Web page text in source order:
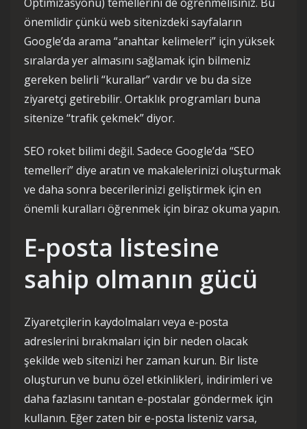
önemlidir çünkü web sitenizdeki sayfaların
Google’da arama “anahtar kelimeleri” için yüksek
sıralarda yer almasını sağlamak için bilmeniz
gereken belirli “kurallar” vardır ve bu da size
ziyaretçi getirebilir. Ortaklık programları buna
sitenize “trafik çekmek” diyor.
SEO roket bilimi değil. Sadece Google’da “SEO
temelleri” diye aratın ve makalelerinizi oluşturmak
ve daha sonra becerilerinizi geliştirmek için en
önemli kuralları öğrenmek için biraz okuma yapın.
E-posta listesine
sahip olmanın gücü
Ziyaretçilerin kaydolmaları veya e-posta
adreslerini bırakmaları için bir neden olacak
şekilde web sitenizi her zaman kurun. Bir liste
oluşturun ve bunu özel etkinlikleri, indirimleri ve
daha fazlasını tanıtan e-postalar göndermek için
kullanın. Eğer zaten bir e-posta listeniz varsa,